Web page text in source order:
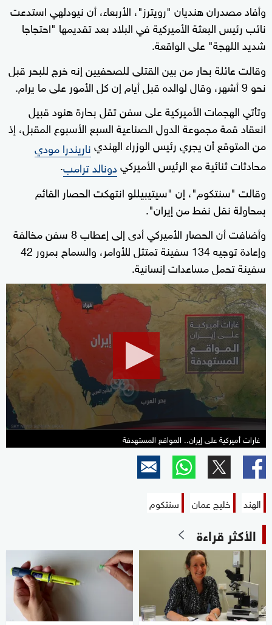
وأفاد مصدران هنديان "رويترز"، الأربعاء، أن نيودلهي استدعت
نائب رئيس البعثة الأميركية في البلاد بعد تقديمها "احتجاجا
شديد اللهجة" على الواقعة.
وقالت عائلة بحار من بين القتلى للصحفيين إنه خرج للبحر قبل
نحو 9 أشهر، وقال لوالده قبل ⁠أيام إن كل الأمور ‌على ما يرام.
وتأتي الهجمات الأميركية على سفن تقل بحارة هنود قبيل
انعقاد قمة مجموعة الدول ⁠الصناعية السبع الأسبوع المقبل، إذ
من المتوقع أن يجري رئيس الوزراء الهنديناريندرا مودي
⁠محادثات ثنائية مع الرئيس الأميركيدونالد ترامب.
وقالت "سنتكوم"، إن "سيتيبيللو انتهكت الحصار القائم
بمحاولة نقل نفط من إيران".
وأضافت أن الحصار الأميركي أدى إلى إعطاب 8 سفن مخالفة
وإعادة توجيه ⁠134 سفينة تمتثل للأوامر، والسماح بمرور 42
سفينة تحمل مساعدات إنسانية.
0
seconds
of
3
minutes,
غارات أميركية على إيران.. المواقع المستهدفة
الهند خليج عمان سنتكوم
الأكثر قراءة